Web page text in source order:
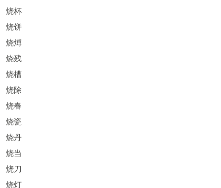
烧杯
烧饼
烧煿
烧残
烧槽
烧除
烧春
烧瓷
烧丹
烧当
烧刀
烧灯